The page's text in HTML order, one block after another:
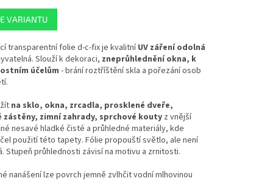
VARIANTU
transparentní folie d-c-fix je kvalitníUV záření odolná
Slouží k dekoraci, zneprůhlednění okna, k
účelům - brání roztříštění skla a pořezání osob
na sklo, okna, zrcadla, prosklené dveře,
zástěny, zimní zahrady, sprchové koutyz vnější
nesavé hladké čisté a průhledné materiály, kde
použití této tapety. Fólie propouští světlo, ale není
Stupeň průhlednosti závisí na motivu a zrnitosti.
nanášení lze povrch jemně zvlhčit vodní mlhovinou